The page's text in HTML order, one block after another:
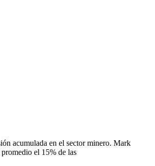
acumulada en el sector minero. Mark
el 15% de las